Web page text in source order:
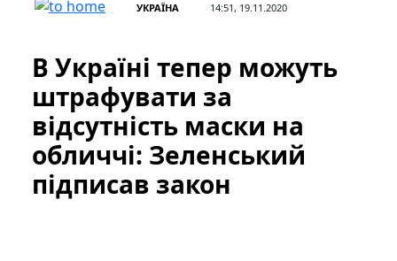
УКРАЇНА 14:51, 19.11.2020
В Україні тепер можуть
штрафувати за
відсутність маски на
обличчі: Зеленський
підписав закон